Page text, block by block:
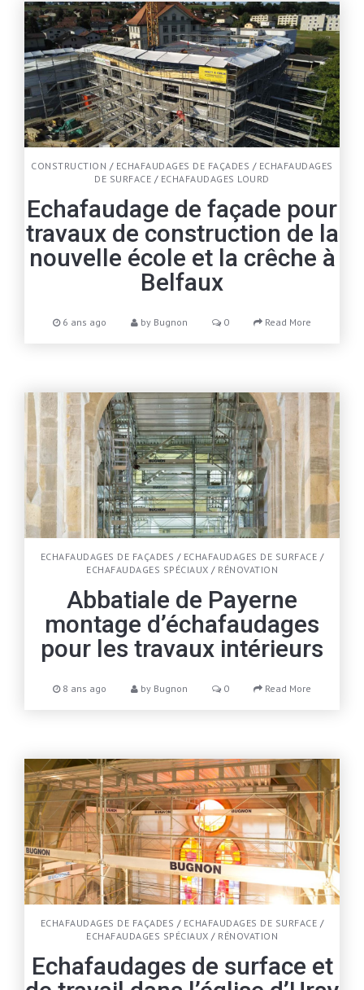
CONSTRUCTION / ECHAFAUDAGES DE FAÇADES / ECHAFAUDAGES
DE SURFACE / ECHAFAUDAGES LOURD
Echafaudage de façade pour
travaux de construction de la
nouvelle école et la crêche à
Belfaux
6 ans ago by Bugnon 0 Read More
ECHAFAUDAGES DE FAÇADES / ECHAFAUDAGES DE SURFACE /
ECHAFAUDAGES SPÉCIAUX / RÉNOVATION
Abbatiale de Payerne
montage d’échafaudages
pour les travaux intérieurs
8 ans ago by Bugnon 0 Read More
ECHAFAUDAGES DE FAÇADES / ECHAFAUDAGES DE SURFACE /
ECHAFAUDAGES SPÉCIAUX / RÉNOVATION
Echafaudages de surface et